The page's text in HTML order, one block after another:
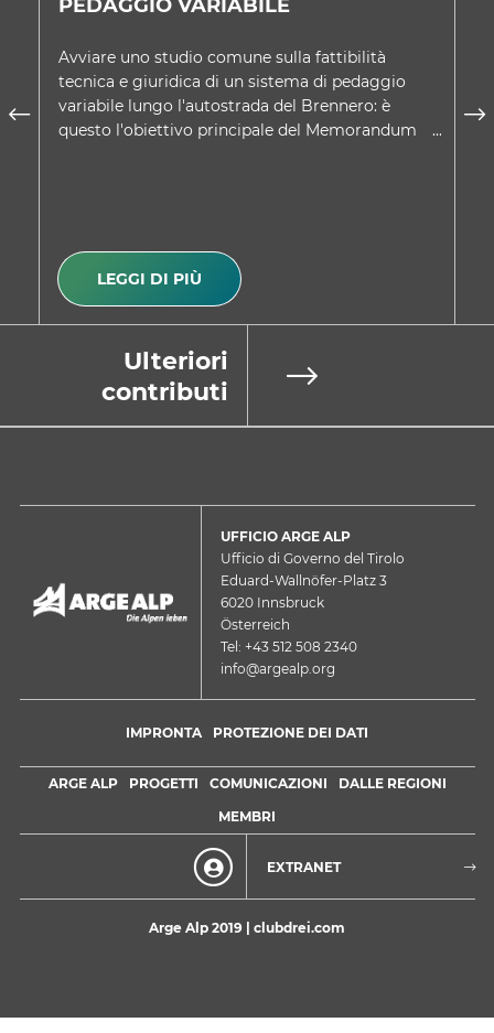
PEDAGGIO VARIABILE
Avviare uno studio comune sulla fattibilità
tecnica e giuridica di un sistema di pedaggio
variabile lungo l'autostrada del Brennero: è
questo l'obiettivo principale del Memorandum
LEGGI DI PIÙ
Ulteriori
contributi
UFFICIO ARGE ALP
Ufficio di Governo del Tirolo
Eduard-Wallnöfer-Platz 3
6020 Innsbruck
Österreich
Tel: +43 512 508 2340
info@argealp.org
IMPRONTA PROTEZIONE DEI DATI
ARGE ALP PROGETTI COMUNICAZIONI
DALLE REGIONI
MEMBRI
EXTRANET
Arge Alp 2019 | clubdrei.com